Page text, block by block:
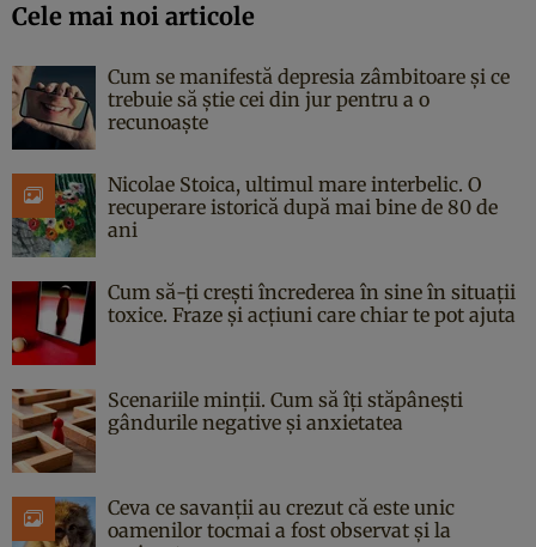
Cele mai noi articole
Cum se manifestă depresia zâmbitoare și ce
trebuie să știe cei din jur pentru a o
recunoaște
Nicolae Stoica, ultimul mare interbelic. O
recuperare istorică după mai bine de 80 de
ani
Cum să-ți crești încrederea în sine în situații
toxice. Fraze și acțiuni care chiar te pot ajuta
Scenariile minții. Cum să îți stăpânești
gândurile negative și anxietatea
Ceva ce savanții au crezut că este unic
oamenilor tocmai a fost observat și la